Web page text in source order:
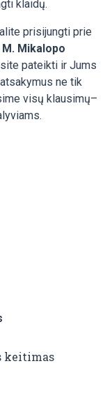
klaidų.
prisijungti prie
M. Mikalopo
pateikti ir Jums
ne tik
visų klausimų–
keitimas